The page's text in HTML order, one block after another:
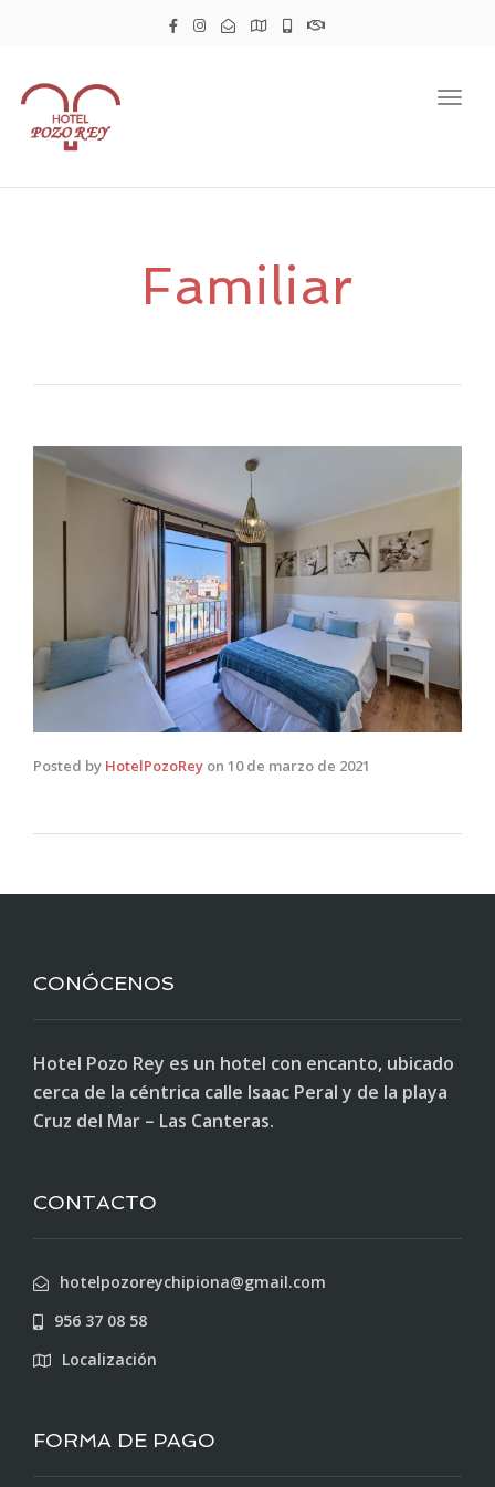
Familiar
Posted by HotelPozoRey on 10 de marzo de 2021
CONÓCENOS
Hotel Pozo Rey es un hotel con encanto, ubicado
cerca de la céntrica calle Isaac Peral y de la playa
Cruz del Mar – Las Canteras.
CONTACTO
hotelpozoreychipiona@gmail.com
956 37 08 58
Localización
FORMA DE PAGO